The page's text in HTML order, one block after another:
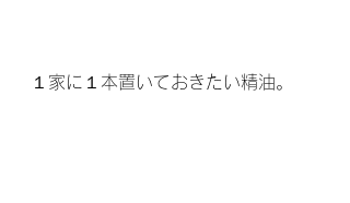
１家に１本置いておきたい精油。